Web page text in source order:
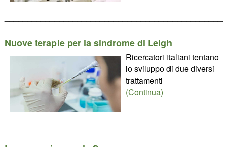
Nuove terapie per la sindrome di Leigh
Ricercatori italiani tentano
lo sviluppo di due diversi
trattamenti
(Continua)